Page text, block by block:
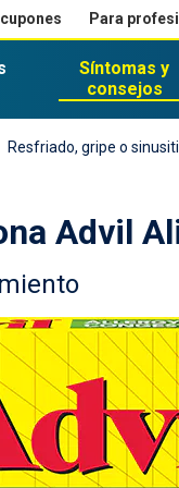
Para
Síntomas y
consejos
Resfriado, gripe o
Advil